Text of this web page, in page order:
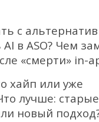
с
в ASО? Чем
«смерти» in-
хайп или уже
лучше: старые
новый